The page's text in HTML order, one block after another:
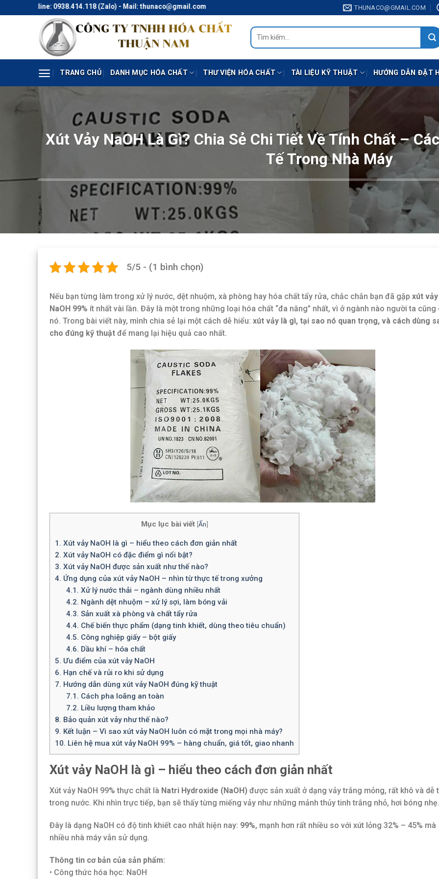
to
0938.414.118 (Zalo) - Mail: thunaco@gmail.com THUNACO@GMAIL.COM
Tìm
kiếm:
TRANG CHỦ DANH MỤC HÓA CHẤT THƯ VIỆN HÓA CHẤT TÀI LIỆU KỸ THUẬT HƯỚNG DẪN ĐẶT
Xút Vảy NaOH Là Gì? Chia Sẻ Chi Tiết Về Tính Chất –
Tế Trong Nhà Máy
5/5 - (1 bình chọn)
Nếu bạn từng làm trong xử lý nước, dệt nhuộm, xà phòng hay hóa chất tẩy rửa, chắc chắn bạn đã gặp xút vảy
NaOH 99% ít nhất vài lần. Đây là một trong những loại hóa chất “đa năng” nhất, vì ở ngành nào người ta cũng
nó. Trong bài viết này, mình chia sẻ lại một cách dễ hiểu: xút vảy là gì, tại sao nó quan trọng, và cách dùng
cho đúng kỹ thuật để mang lại hiệu quả cao nhất.
Mục lục bài viết [Ẩn]
1. Xút vảy NaOH là gì – hiểu theo cách đơn giản nhất
2. Xút vảy NaOH có đặc điểm gì nổi bật?
3. Xút vảy NaOH được sản xuất như thế nào?
4. Ứng dụng của xút vảy NaOH – nhìn từ thực tế trong xưởng
4.1. Xử lý nước thải – ngành dùng nhiều nhất
4.2. Ngành dệt nhuộm – xử lý sợi, làm bóng vải
4.3. Sản xuất xà phòng và chất tẩy rửa
4.4. Chế biến thực phẩm (dạng tinh khiết, dùng theo tiêu chuẩn)
4.5. Công nghiệp giấy – bột giấy
4.6. Dầu khí – hóa chất
5. Ưu điểm của xút vảy NaOH
6. Hạn chế và rủi ro khi sử dụng
7. Hướng dẫn dùng xút vảy NaOH đúng kỹ thuật
7.1. Cách pha loãng an toàn
7.2. Liều lượng tham khảo
8. Bảo quản xút vảy như thế nào?
9. Kết luận – Vì sao xút vảy NaOH luôn có mặt trong mọi nhà máy?
10. Liên hệ mua xút vảy NaOH 99% – hàng chuẩn, giá tốt, giao nhanh
Xút vảy NaOH là gì – hiểu theo cách đơn giản nhất
Xút vảy NaOH 99% thực chất là Natri Hydroxide (NaOH) được sản xuất ở dạng vảy trắng mỏng, rất khô và dễ
trong nước. Khi nhìn trực tiếp, bạn sẽ thấy từng miếng vảy như những mảnh thủy tinh trắng nhỏ, hơi bóng nhẹ.
Đây là dạng NaOH có độ tinh khiết cao nhất hiện nay: 99%, mạnh hơn rất nhiều so với xút lỏng 32% – 45% mà
nhiều nhà máy vẫn sử dụng.
Thông tin cơ bản của sản phẩm:
• Công thức hóa học: NaOH